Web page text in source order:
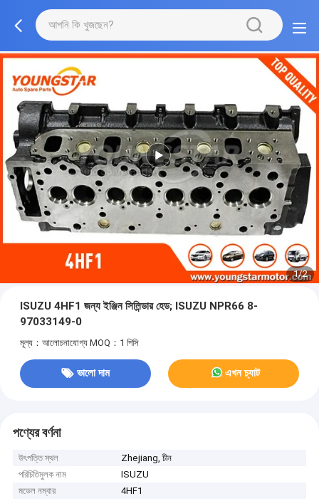
1/2
ISUZU 4HF1 জন্য ইঞ্জিন সিলিন্ডার হেড; ISUZU NPR66 8-
97033149-0
মূল্য：আলোচনাযোগ্য MOQ：1 পিসি
ভালো দাম এখন চ্যাট
পণ্যের বর্ণনা
উৎপত্তি স্থল
Zhejiang, চীন
পরিচিতিমুলক নাম
ISUZU
মডেল নম্বার
4HF1